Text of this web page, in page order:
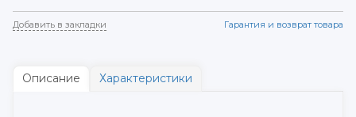
Добавить в закладки Гарантия и возврат товара
Описание Характеристики